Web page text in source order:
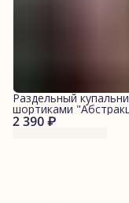
2 390 ₽
Раздельный
шортиками